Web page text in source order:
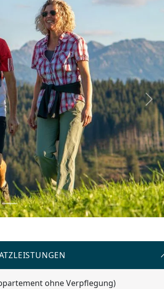
Next
ohne Verpflegung)